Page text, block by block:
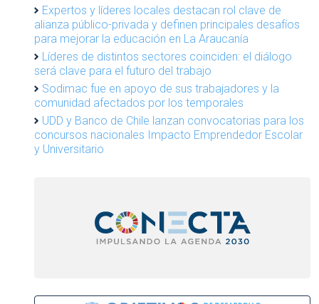
Expertos y líderes locales destacan rol clave de
alianza público-privada y definen principales desafíos
para mejorar la educación en La Araucanía
Líderes de distintos sectores coinciden: el diálogo
será clave para el futuro del trabajo
Sodimac fue en apoyo de sus trabajadores y la
comunidad afectados por los temporales
UDD y Banco de Chile lanzan convocatorias para los
concursos nacionales Impacto Emprendedor Escolar
y Universitario